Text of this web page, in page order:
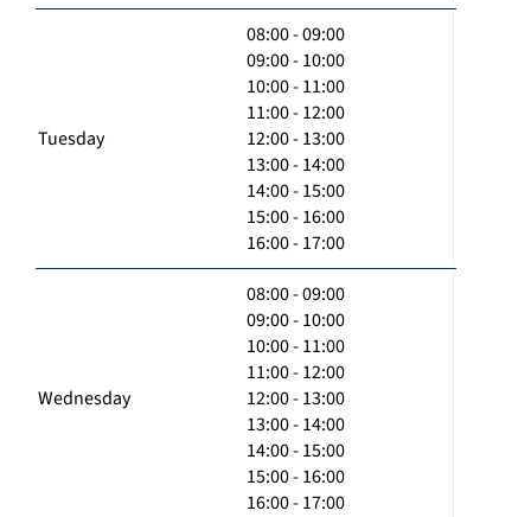
Tuesday
08:00 - 09:00
09:00 - 10:00
10:00 - 11:00
11:00 - 12:00
12:00 - 13:00
13:00 - 14:00
14:00 - 15:00
15:00 - 16:00
16:00 - 17:00
Wednesday
08:00 - 09:00
09:00 - 10:00
10:00 - 11:00
11:00 - 12:00
12:00 - 13:00
13:00 - 14:00
14:00 - 15:00
15:00 - 16:00
16:00 - 17:00